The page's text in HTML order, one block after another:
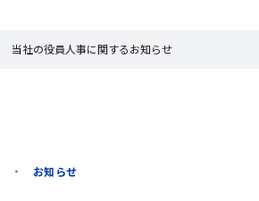
当社の役員人事に関するお知らせ
お知らせ